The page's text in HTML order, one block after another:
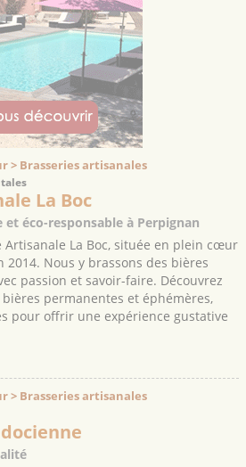
> Brasseries artisanales
La Boc
éco-responsable à Perpignan
Artisanale La Boc, située en plein cœur
2014. Nous y brassons des bières
passion et savoir-faire. Découvrez
permanentes et éphémères,
pour offrir une expérience gustative
> Brasseries artisanales